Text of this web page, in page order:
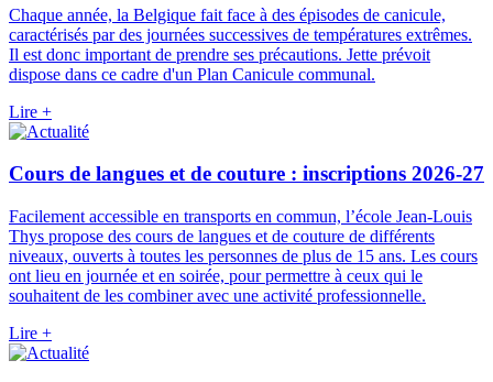
Chaque année, la Belgique fait face à des épisodes de canicule,
caractérisés par des journées successives de températures extrêmes.
Il est donc important de prendre ses précautions. Jette prévoit
dispose dans ce cadre d'un Plan Canicule communal.
Lire +
Cours de langues et de couture : inscriptions 2026-27
Facilement accessible en transports en commun, l’école Jean-Louis
Thys propose des cours de langues et de couture de différents
niveaux, ouverts à toutes les personnes de plus de 15 ans. Les cours
ont lieu en journée et en soirée, pour permettre à ceux qui le
souhaitent de les combiner avec une activité professionnelle.
Lire +